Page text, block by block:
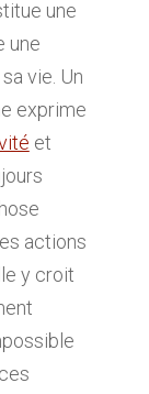
une
une
vie. Un
exprime
et
actions
y croit